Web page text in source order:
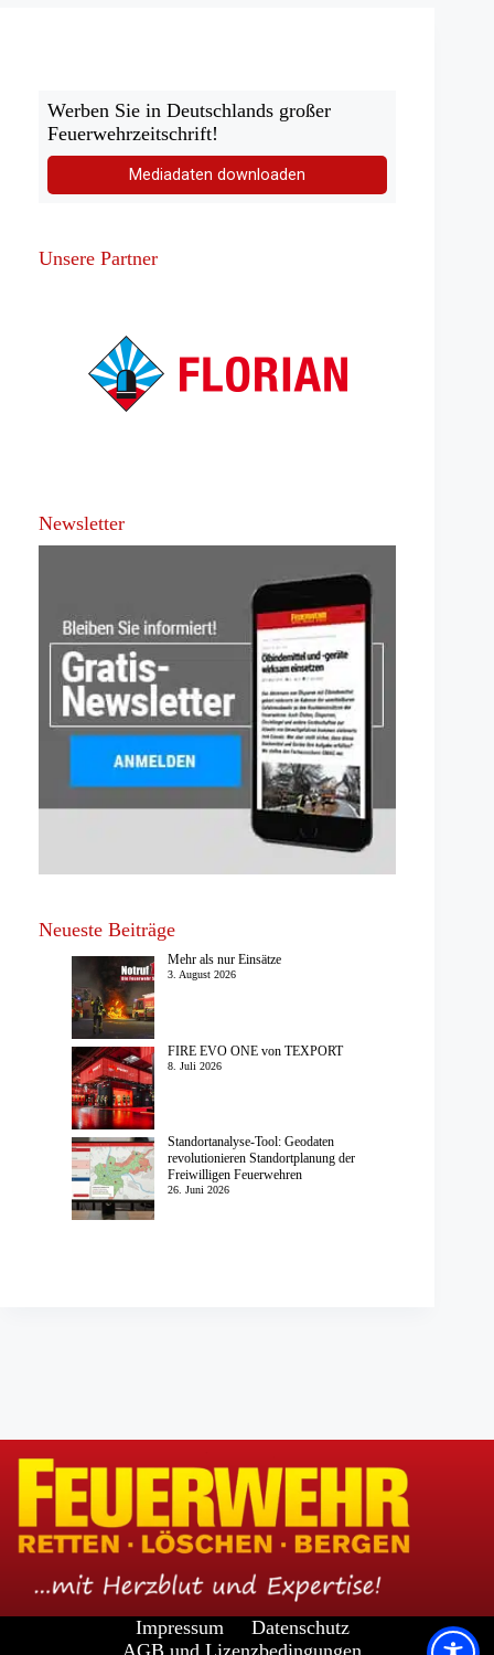
Werben Sie in Deutschlands großer
Feuerwehrzeitschrift!
Mediadaten downloaden
Unsere Partner
Newsletter
Neueste Beiträge
Mehr als nur Einsätze
3. August 2026
FIRE EVO ONE von TEXPORT
8. Juli 2026
Standortanalyse-Tool: Geodaten
revolutionieren Standortplanung der
Freiwilligen Feuerwehren
26. Juni 2026
Impressum
Datenschutz
AGB und Lizenzbedingungen